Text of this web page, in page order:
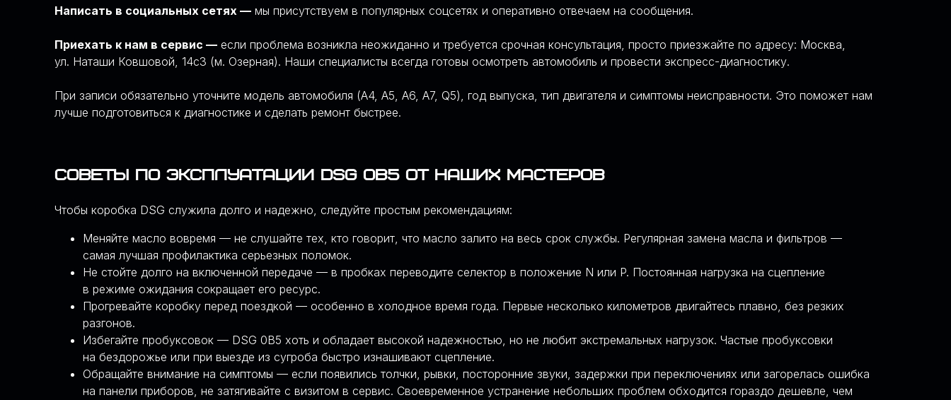
Написать в социальных сетях — мы присутствуем в популярных соцсетях и оперативно отвечаем на сообщения.
Приехать к нам в сервис — если проблема возникла неожиданно и требуется срочная консультация, просто приезжайте по адресу: Москва,
ул. Наташи Ковшовой, 14с3 (м. Озерная). Наши специалисты всегда готовы осмотреть автомобиль и провести экспресс-диагностику.
При записи обязательно уточните модель автомобиля (A4, A5, A6, A7, Q5), год выпуска, тип двигателя и симптомы неисправности. Это поможет нам
лучше подготовиться к диагностике и сделать ремонт быстрее.
Советы по эксплуатации DSG 0B5 от наших мастеров
Чтобы коробка DSG служила долго и надежно, следуйте простым рекомендациям:
Меняйте масло вовремя — не слушайте тех, кто говорит, что масло залито на весь срок службы. Регулярная замена масла и фильтров —
самая лучшая профилактика серьезных поломок.
Не стойте долго на включенной передаче — в пробках переводите селектор в положение N или P. Постоянная нагрузка на сцепление
в режиме ожидания сокращает его ресурс.
Прогревайте коробку перед поездкой — особенно в холодное время года. Первые несколько километров двигайтесь плавно, без резких
разгонов.
Избегайте пробуксовок — DSG 0B5 хоть и обладает высокой надежностью, но не любит экстремальных нагрузок. Частые пробуксовки
на бездорожье или при выезде из сугроба быстро изнашивают сцепление.
Обращайте внимание на симптомы — если появились толчки, рывки, посторонние звуки, задержки при переключениях или загорелась ошибка
на панели приборов, не затягивайте с визитом в сервис. Своевременное устранение небольших проблем обходится гораздо дешевле, чем
— это позволяет достичь максимальной
точности диагностики и качества ремонта
СПЕЦИАЛИЗИРУЕМСЯ НА DSG И S-TRONIC